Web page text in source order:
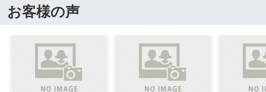
お客様の声